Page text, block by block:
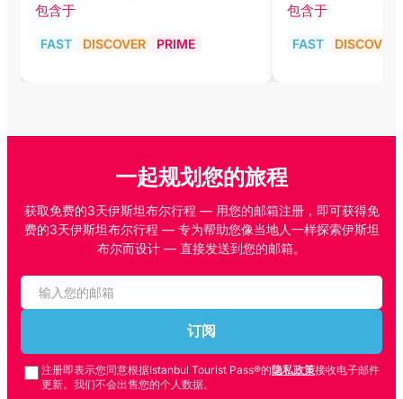
包含于
FAST DISCOVER PRIME
包含于
FAST DISCOVER
一起规划您的旅程
获取免费的3天伊斯坦布尔行程 — 用您的邮箱注册，即可获得免
费的3天伊斯坦布尔行程 — 专为帮助您像当地人一样探索伊斯坦
布尔而设计 — 直接发送到您的邮箱。
订阅
注册即表示您同意根据Istanbul Tourist Pass®的隐私政策接收电子邮件
更新。我们不会出售您的个人数据。